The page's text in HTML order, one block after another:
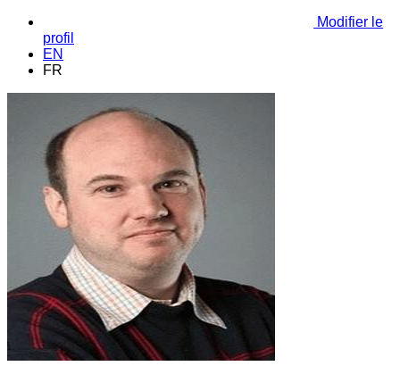
Modifier le
profil
EN
FR